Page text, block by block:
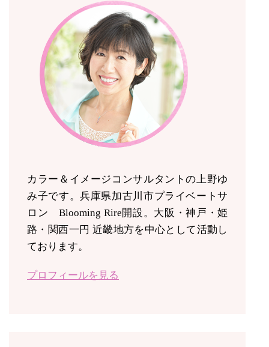
カラー＆イメージコンサルタントの上野ゆ
み子です。兵庫県加古川市プライベートサ
ロン Blooming Rire開設。 大阪・神戸・姫
路・関西一円 近畿地方を中心として活動し
ております。
プロフィールを見る